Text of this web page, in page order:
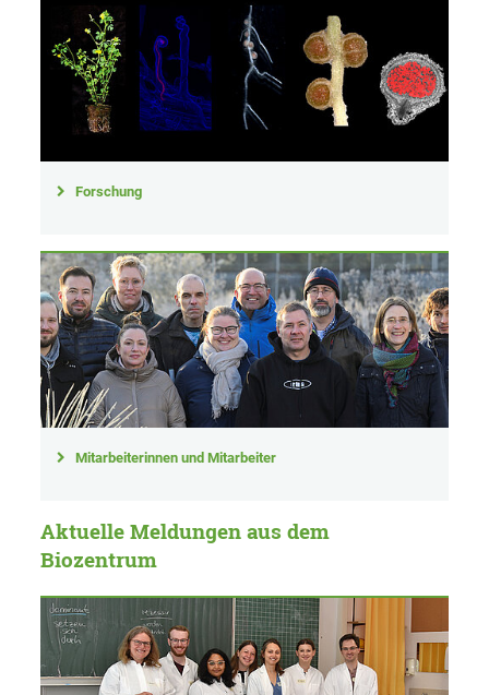
Forschung
Mitarbeiterinnen und Mitarbeiter
Aktuelle Meldungen aus dem
Biozentrum